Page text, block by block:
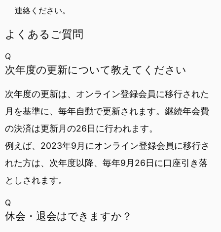
連絡ください。
よくあるご質問
Q
次年度の更新について教えてください
次年度の更新は、オンライン登録会員に移行された
月を基準に、毎年自動で更新されます。継続年会費
の決済は更新月の26日に行われます。
例えば、2023年9月にオンライン登録会員に移行さ
れた方は、次年度以降、毎年9月26日に口座引き落
としされます。
Q
休会・退会はできますか？